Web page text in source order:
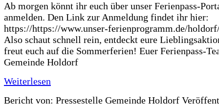
Ab morgen könnt ihr euch über unser Ferienpass-
anmelden. Den Link zur Anmeldung findet ihr hier:
https://https://www.unser-ferienprogramm.de/
Also schaut schnell rein, entdeckt eure
freut euch auf die Sommerferien! Euer Ferienpass-
Gemeinde Holdorf
Weiterlesen
Bericht von: Pressestelle Gemeinde Holdorf